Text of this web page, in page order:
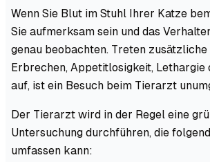
Wenn Sie Blut im Stuhl Ihrer Katze
Sie aufmerksam sein und das
genau beobachten. Treten
Erbrechen, Appetitlosigkeit,
auf, ist ein Besuch beim Tierarzt
Der Tierarzt wird in der Regel eine
Untersuchung durchführen, die
umfassen kann: